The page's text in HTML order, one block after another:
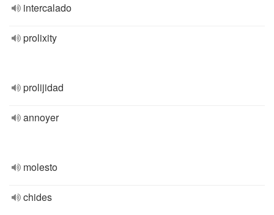
intercalado
prolixity
prolijidad
annoyer
molesto
chides